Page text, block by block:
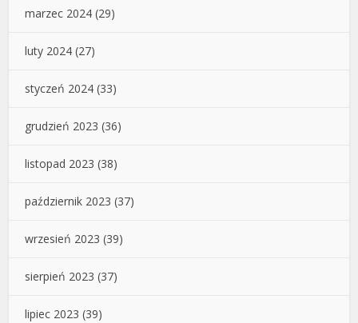
marzec 2024 (29)
luty 2024 (27)
styczeń 2024 (33)
grudzień 2023 (36)
listopad 2023 (38)
październik 2023 (37)
wrzesień 2023 (39)
sierpień 2023 (37)
lipiec 2023 (39)